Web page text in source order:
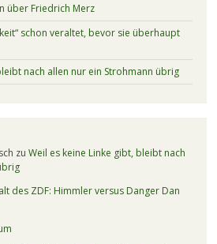
über Friedrich Merz
schon veraltet, bevor sie überhaupt
nach allen nur ein Strohmann übrig
zu Weil es keine Linke gibt, bleibt nach
des ZDF: Himmler versus Danger Dan